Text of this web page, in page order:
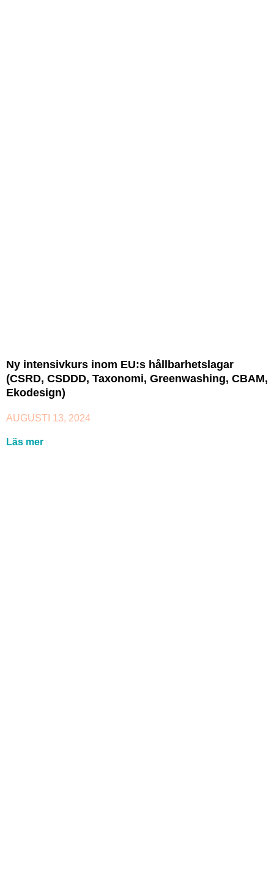
Ny intensivkurs inom EU:s hållbarhetslagar
(CSRD, CSDDD, Taxonomi, Greenwashing, CBAM,
Ekodesign)
AUGUSTI 13, 2024
Läs mer